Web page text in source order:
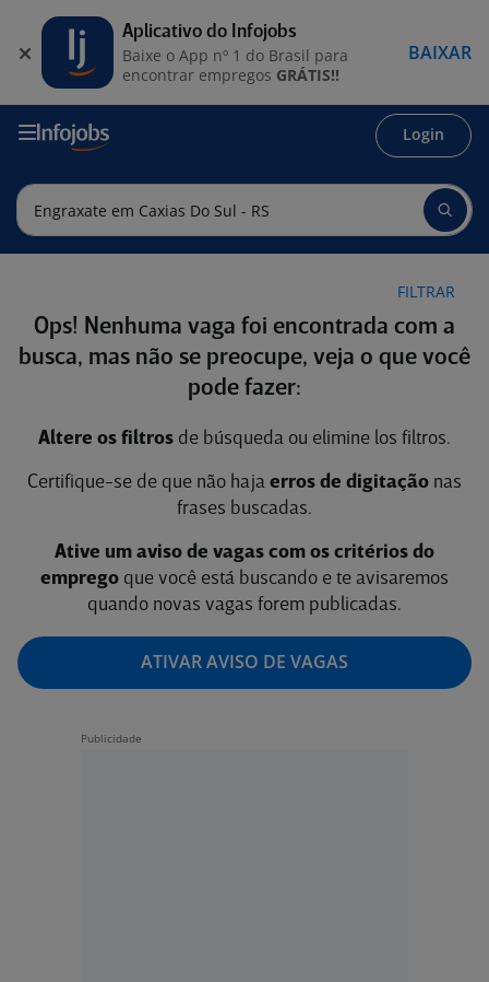
Login
FILTRAR
Ops! Nenhuma vaga foi encontrada com a
busca, mas não se preocupe, veja o que você
pode fazer:
Altere os filtros de búsqueda ou elimine los filtros.
Certifique-se de que não haja erros de digitação nas
frases buscadas.
Ative um aviso de vagas com os critérios do
emprego que você está buscando e te avisaremos
quando novas vagas forem publicadas.
ATIVAR AVISO DE VAGAS
Aplicativo do Infojobs
Baixe o App nº 1 do Brasil para
encontrar empregos GRÁTIS!!
BAIXAR